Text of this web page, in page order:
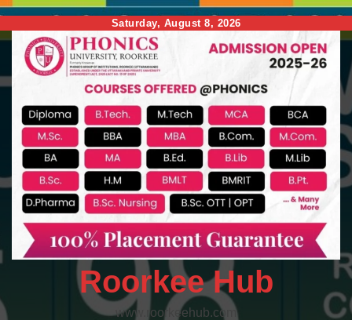
to
content
Saturday, August 8, 2026
Roorkee Hub
www.roorkeehub.com